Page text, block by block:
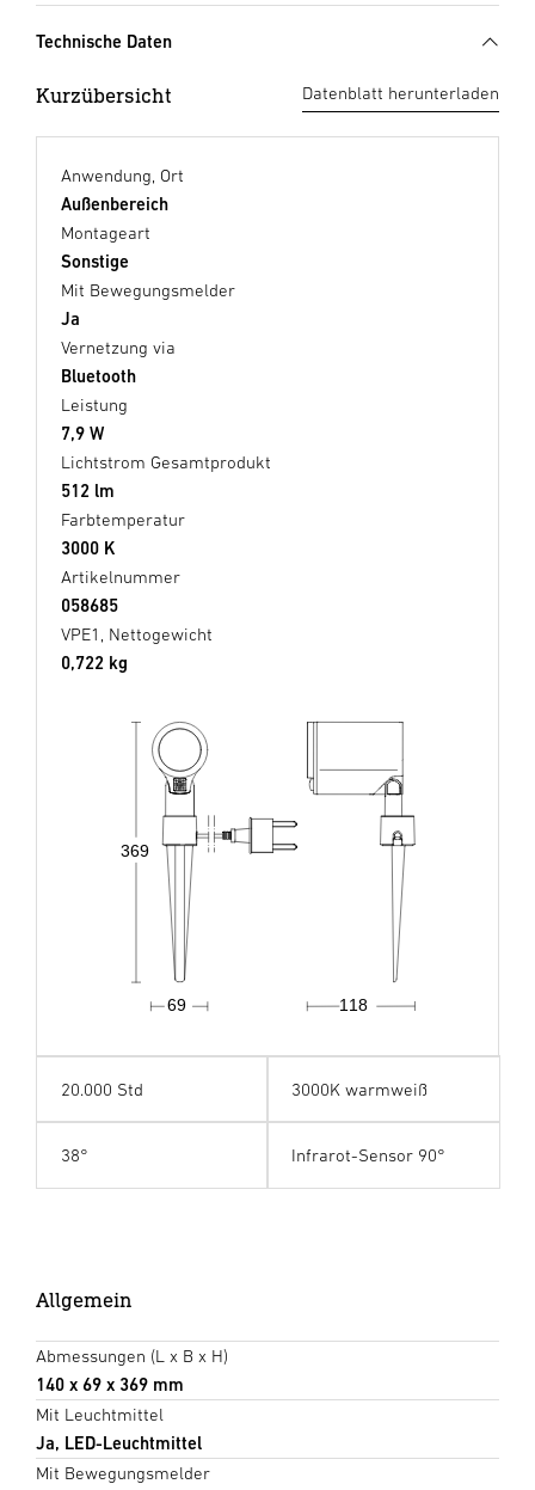
Technische Daten
Kurzübersicht Datenblatt herunterladen
Anwendung, Ort
Außenbereich
Montageart
Sonstige
Mit Bewegungsmelder
Ja
Vernetzung via
Bluetooth
Leistung
7,9 W
Lichtstrom Gesamtprodukt
512 lm
Farbtemperatur
3000 K
Artikelnummer
058685
VPE1, Nettogewicht
0,722 kg
69 118
369
20.000 Std 3000K warmweiß
38° Infrarot-Sensor 90°
Allgemein
Abmessungen (L x B x H)
140 x 69 x 369 mm
Mit Leuchtmittel
Ja, LED-Leuchtmittel
Mit Bewegungsmelder